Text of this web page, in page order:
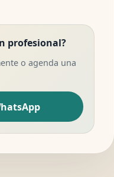
profesional?
o agenda una